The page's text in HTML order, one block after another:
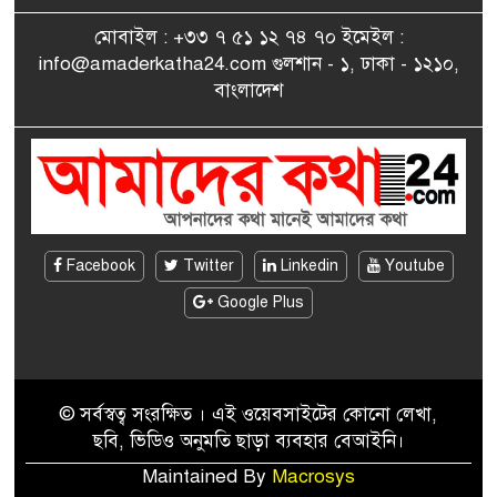
এমপি মমতাজ আলোকে
জেলা প্রবাসী এসোসিয়েশন’
বেদে সম্প্রদায় নিয়ে প্যারিসে
তথ্য-চলচ্চিত্র “ভাসমান জীবন”
মোবাইল : +৩৩ ৭ ৫১ ১২ ৭৪ ৭০ ইমেইল :
info@amaderkatha24.com গুলশান - ১, ঢাকা - ১২১০,
বাংলাদেশ
Facebook Twitter Linkedin
Youtube
Google Plus
© সর্বস্বত্ব সংরক্ষিত । এই ওয়েবসাইটের কোনো লেখা,
ছবি, ভিডিও অনুমতি ছাড়া ব্যবহার বেআইনি।
Maintained By Macrosys